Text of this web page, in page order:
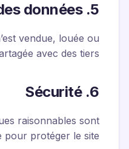
5. Partage des données
vendue, louée ou
avec des tiers.
6. Sécurité
raisonnables sont
pour protéger le site.